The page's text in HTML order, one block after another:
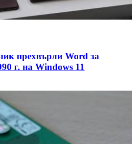
прехвърли Word за
г. на Windows 11